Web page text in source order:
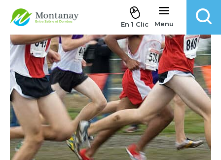
Aller au contenu
En 1 Clic Menu